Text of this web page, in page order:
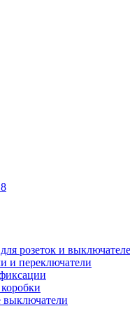
розеток и
и переключатели